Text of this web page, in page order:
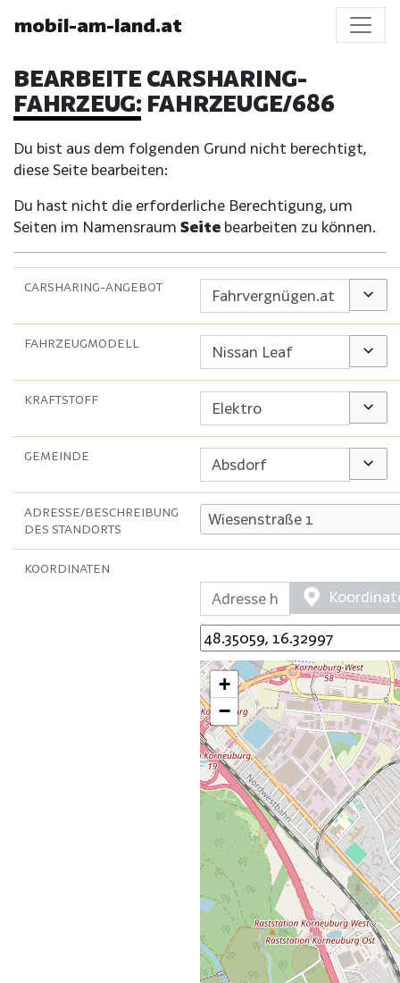
mobil-am-land.at
BEARBEITE CARSHARING-
FAHRZEUG: FAHRZEUGE/686
Du bist aus dem folgenden Grund nicht berechtigt,
diese Seite bearbeiten:
Du hast nicht die erforderliche Berechtigung, um
Seiten im Namensraum Seite bearbeiten zu können.
CARSHARING-ANGEBOT
FAHRZEUGMODELL
KRAFTSTOFF
GEMEINDE
ADRESSE/BESCHREIBUNG
DES STANDORTS
KOORDINATEN
+
−